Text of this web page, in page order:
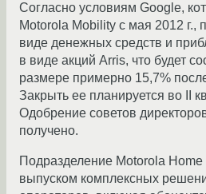
Согласно условиям Google,
Motorola Mobility с мая 2012 г.,
виде денежных средств и
в виде акций Arris, что будет
размере примерно 15,7%
Закрыть ее планируется во II
Одобрение советов
получено.
Подразделение Motorola Home
выпуском комплексных